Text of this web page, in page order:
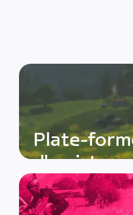
Plate-